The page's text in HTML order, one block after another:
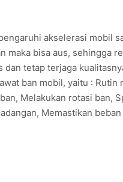
akselerasi mobil
maka bisa aus, sehingga
tetap terjaga
ban mobil, yaitu :
Melakukan rotasi ban,
Memastikan